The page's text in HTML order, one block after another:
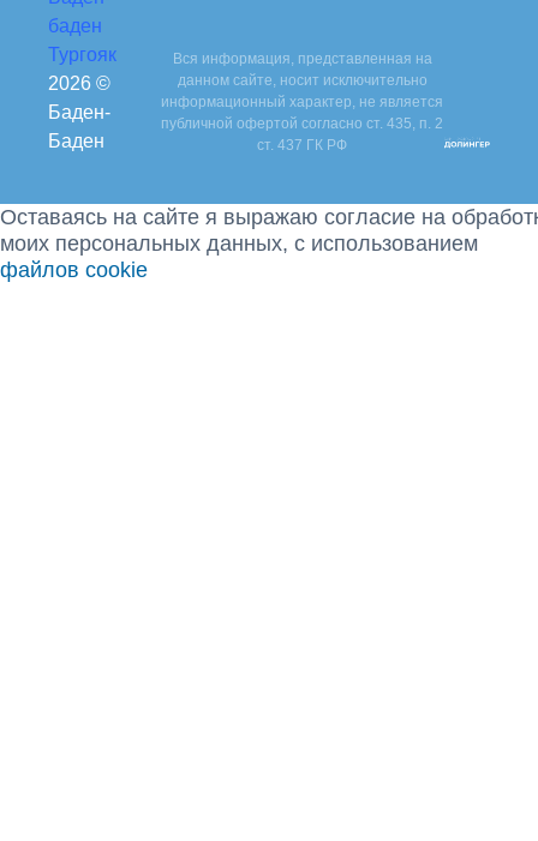
2026 ©
Баден-
Баден
Вся информация, представленная на
данном сайте, носит исключительно
информационный характер, не является
публичной офертой согласно ст. 435, п. 2
ст. 437 ГК РФ
Оставаясь на сайте я выражаю согласие на
моих персональных данных, с использованием
файлов cookie